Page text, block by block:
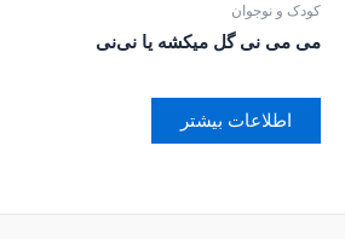
کودک و نوجوان
می می نی گل میکشه یا نی‌نی
اطلاعات بیشتر